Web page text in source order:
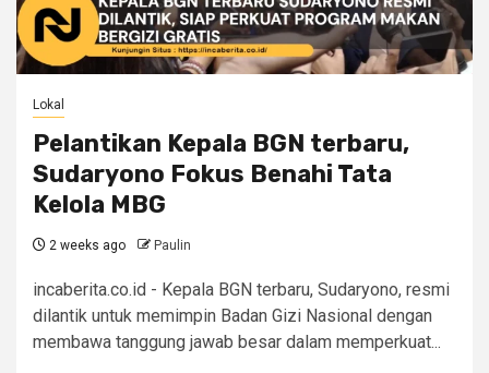
Lokal
Pelantikan Kepala BGN terbaru,
Sudaryono Fokus Benahi Tata
Kelola MBG
2 weeks ago Paulin
incaberita.co.id - Kepala BGN terbaru, Sudaryono, resmi
dilantik untuk memimpin Badan Gizi Nasional dengan
membawa tanggung jawab besar dalam memperkuat...